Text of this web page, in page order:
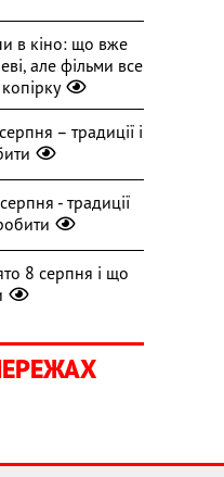
в кіно: що вже
але фільми все
– традиції і
- традиції
8 серпня і що